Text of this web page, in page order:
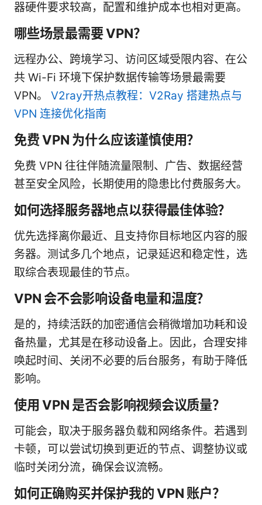
器硬件要求较高，配置和维护成本也相对更高。
哪些场景最需要 VPN？
远程办公、跨境学习、访问区域受限内容、在公
共 Wi-Fi 环境下保护数据传输等场景最需要
VPN。 V2ray开热点教程：V2Ray 搭建热点与
VPN 连接优化指南
免费 VPN 为什么应该谨慎使用？
免费 VPN 往往伴随流量限制、广告、数据经营
甚至安全风险，长期使用的隐患比付费服务大。
如何选择服务器地点以获得最佳体验？
优先选择离你最近、且支持你目标地区内容的服
务器。测试多几个地点，记录延迟和稳定性，选
取综合表现最佳的节点。
VPN 会不会影响设备电量和温度？
是的，持续活跃的加密通信会稍微增加功耗和设
备热量，尤其是在移动设备上。因此，合理安排
唤起时间、关闭不必要的后台服务，有助于降低
影响。
使用 VPN 是否会影响视频会议质量？
可能会，取决于服务器负载和网络条件。若遇到
卡顿，可以尝试切换到更近的节点、调整协议或
临时关闭分流，确保会议流畅。
如何正确购买并保护我的 VPN 账户？